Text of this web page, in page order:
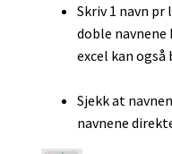
Skriv 1 navn
doble
excel kan også
Sjekk at
navnene